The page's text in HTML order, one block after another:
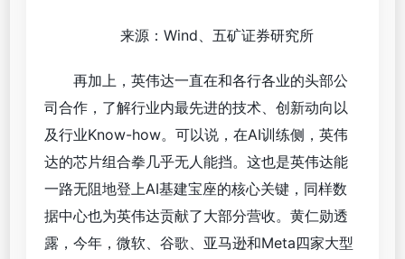
来源：Wind、五矿证券研究所
再加上，英伟达一直在和各行各业的头部公
司合作，了解行业内最先进的技术、创新动向以
及行业Know-how。可以说，在AI训练侧，英伟
达的芯片组合拳几乎无人能挡。这也是英伟达能
一路无阻地登上AI基建宝座的核心关键，同样数
据中心也为英伟达贡献了大部分营收。黄仁勋透
露，今年，微软、谷歌、亚马逊和Meta四家大型